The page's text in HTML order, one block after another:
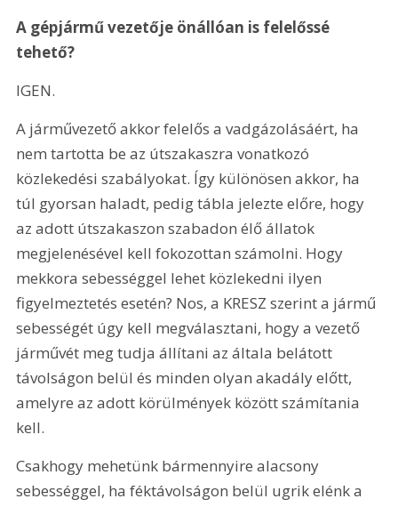
A gépjármű vezetője önállóan is felelőssé
tehető?
IGEN.
A járművezető akkor felelős a vadgázolásáért, ha
nem tartotta be az útszakaszra vonatkozó
közlekedési szabályokat. Így különösen akkor, ha
túl gyorsan haladt, pedig tábla jelezte előre, hogy
az adott útszakaszon szabadon élő állatok
megjelenésével kell fokozottan számolni. Hogy
mekkora sebességgel lehet közlekedni ilyen
figyelmeztetés esetén? Nos, a KRESZ szerint a jármű
sebességét úgy kell megválasztani, hogy a vezető
járművét meg tudja állítani az általa belátott
távolságon belül és minden olyan akadály előtt,
amelyre az adott körülmények között számítania
kell.
Csakhogy mehetünk bármennyire alacsony
sebességgel, ha féktávolságon belül ugrik elénk a